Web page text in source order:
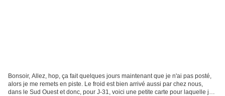
Bonsoir, Allez, hop, ça fait quelques jours maintenant que je n'ai pas posté,
alors je me remets en piste. Le froid est bien arrivé aussi par chez nous,
dans le Sud Ouest et donc, pour J-31, voici une petite carte pour laquelle je